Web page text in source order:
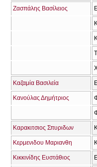
Ζασπάλης Βασίλειος
Καζαμία Βασιλεία
Κανούλας Δημήτριος
Καρακιτσιος Σπυριδων
Κερμενιδου Μαριανθη
Κικκινίδης Ευστάθιος